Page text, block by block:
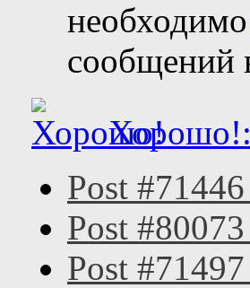
необходимо
сообщений
Хорошо!:
Post
Post
Post